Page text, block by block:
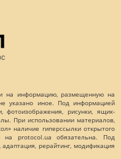
на информацию, размещенную на
указано иное. Под информацией
фотоизображения, рисунки, ящик-
При использовании материалов,
наличие гиперссылки открытого
на protocol.ua обязательна. Под
рерайтинг, модификация